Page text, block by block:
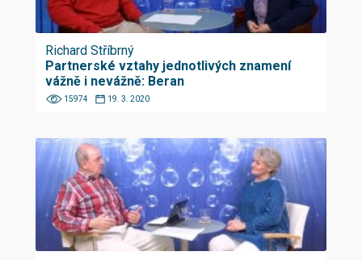
Richard Stříbrný
Partnerské vztahy jednotlivých znamení
vážně i nevážně: Beran
15974 19. 3. 2020